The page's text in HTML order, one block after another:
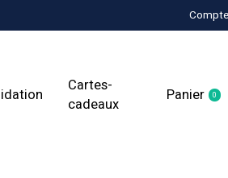
Compte
Cartes-
cadeaux
Panier 0items